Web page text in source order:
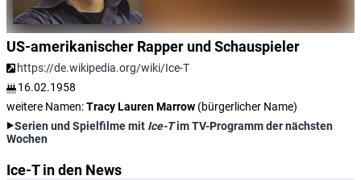
US-amerikanischer Rapper und Schauspieler
https://de.wikipedia.org/wiki/Ice-T
16.02.1958
weitere Namen:Tracy Lauren Marrow (bürgerlicher Name)
Serien und Spielfilme mit Ice-Tim TV-Programm der nächsten
Wochen
Ice-T in den News